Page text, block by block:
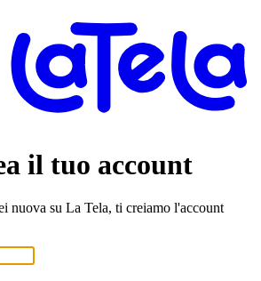
il tuo account
nuova su La Tela, ti creiamo l'account